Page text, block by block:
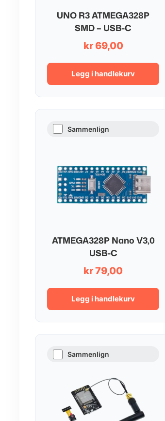
UNO R3 ATMEGA328P
SMD – USB-C
kr69,00
Legg i handlekurv
Sammenlign
ATMEGA328P Nano V3,0
USB-C
kr79,00
Legg i handlekurv
Sammenlign